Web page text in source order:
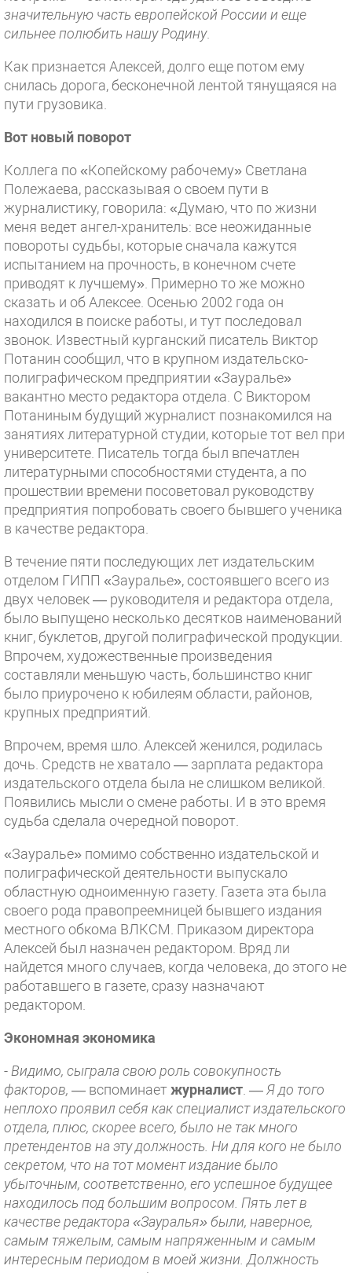
значительную часть европейской России и еще
сильнее полюбить нашу Родину.
Как признается Алексей, долго еще потом ему
снилась дорога, бесконечной лентой тянущаяся на
пути грузовика.
Вот новый поворот
Коллега по «Копейскому рабочему» Светлана
Полежаева, рассказывая о своем пути в
журналистику, говорила: «Думаю, что по жизни
меня ведет ангел-хранитель: все неожиданные
повороты судьбы, которые сначала кажутся
испытанием на прочность, в конечном счете
приводят к лучшему». Примерно то же можно
сказать и об Алексее. Осенью 2002 года он
находился в поиске работы, и тут последовал
звонок. Известный курганский писатель Виктор
Потанин сообщил, что в крупном издательско-
полиграфическом предприятии «Зауралье»
вакантно место редактора отдела. С Виктором
Потаниным будущий журналист познакомился на
занятиях литературной студии, которые тот вел при
университете. Писатель тогда был впечатлен
литературными способностями студента, а по
прошествии времени посоветовал руководству
предприятия попробовать своего бывшего ученика
в качестве редактора.
В течение пяти последующих лет издательским
отделом ГИПП «Зауралье», состоявшего всего из
двух человек — руководителя и редактора отдела,
было выпущено несколько десятков наименований
книг, буклетов, другой полиграфической продукции.
Впрочем, художественные произведения
составляли меньшую часть, большинство книг
было приурочено к юбилеям области, районов,
крупных предприятий.
Впрочем, время шло. Алексей женился, родилась
дочь. Средств не хватало — зарплата редактора
издательского отдела была не слишком великой.
Появились мысли о смене работы. И в это время
судьба сделала очередной поворот.
«Зауралье» помимо собственно издательской и
полиграфической деятельности выпускало
областную одноименную газету. Газета эта была
своего рода правопреемницей бывшего издания
местного обкома ВЛКСМ. Приказом директора
Алексей был назначен редактором. Вряд ли
найдется много случаев, когда человека, до этого не
работавшего в газете, сразу назначают
редактором.
Экономная экономика
- Видимо, сыграла свою роль совокупность
факторов, — вспоминаетжурналист . — Я до того
неплохо проявил себя как специалист издательского
отдела, плюс, скорее всего, было не так много
претендентов на эту должность. Ни для кого не было
секретом, что на тот момент издание было
убыточным, соответственно, его успешное будущее
находилось под большим вопросом. Пять лет в
качестве редактора «Зауралья» были, наверное,
самым тяжелым, самым напряженным и самым
интересным периодом в моей жизни. Должность